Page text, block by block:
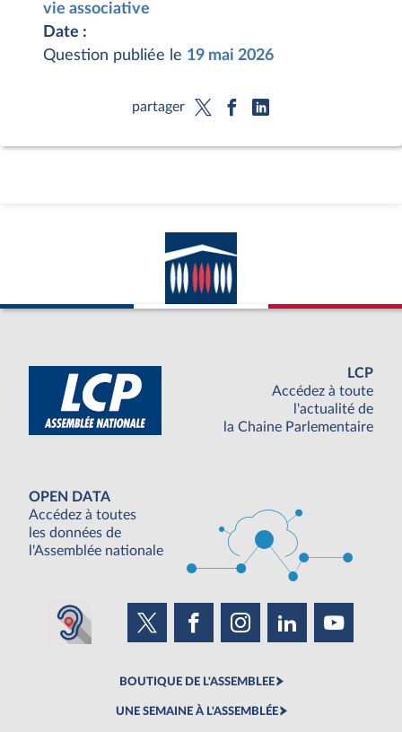
vie associative
Date :
Question publiée le 19 mai 2026
partager
LCP
Accédez à toute
l'actualité de
la Chaine Parlementaire
OPEN DATA
Accédez à toutes
les données de
l'Assemblée nationale
BOUTIQUE DE L'ASSEMBLEE
UNE SEMAINE À L'ASSEMBLÉE